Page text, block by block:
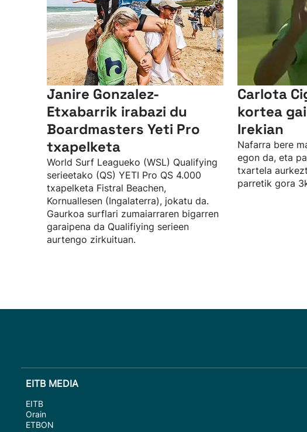
Janire Gonzalez-
Etxabarrik irabazi du
Boardmasters Yeti Pro
txapelketa
World Surf Leagueko (WSL) Qualifying
serieetako (QS) YETI Pro QS 4.000
txapelketa Fistral Beachen,
Kornuallesen (Ingalaterra), jokatu da.
Gaurkoa surflari zumaiarraren bigarren
garaipena da Qualifiying serieen
aurtengo zirkuituan.
Carlota
kortea
Irekian
Nafarra bere
egon da, eta
txartela
parretik gora
EITB MEDIA
EITB
Orain
ETBON